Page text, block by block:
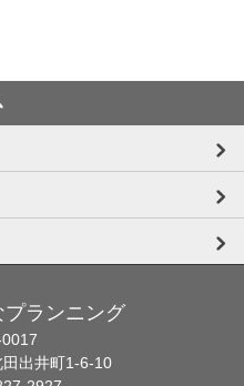
ランニング
出井町1-6-10